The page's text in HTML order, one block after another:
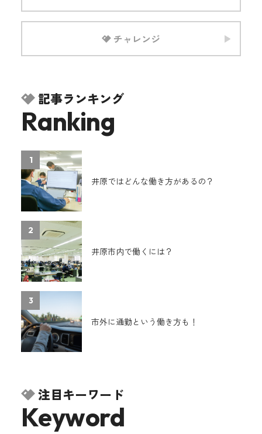
チャレンジ
記事ランキング
Ranking
1
井原ではどんな働き方があるの？
2
井原市内で働くには？
3
市外に通勤という働き方も！
注目キーワード
Keyword